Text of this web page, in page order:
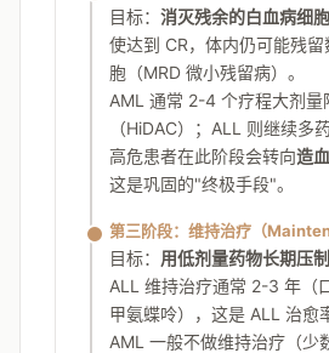
目标： 消灭残余的白血病细
使达到 CR，体内仍可能残
胞（MRD 微小残留病）。
AML 通常 2-4 个疗程大剂量
（HiDAC）；ALL 则继续多
高危患者在此阶段会转向造
这是巩固的"终极手段"。
第三阶段：维持治疗（
目标： 用低剂量药物长期压
ALL 维持治疗通常 2-3 年（
甲氨蝶呤），这是 ALL 治愈
AML 一般不做维持治疗（少